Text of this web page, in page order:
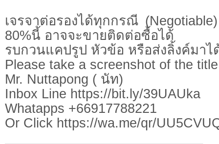
เจรจาต่อรองได้ทุกกรณี
80%นี้ อาจจะขายติดต่อซื้อได้
รบกวนแคปรูป หัวข้อ หรือส่งลิ้งค์มาไ
Please take a screenshot of the
Mr. Nuttapong ( นัท)
Inbox Line https://bit.ly/39UAUka
Whatapps +66917788221
Or Click https://wa.me/qr/